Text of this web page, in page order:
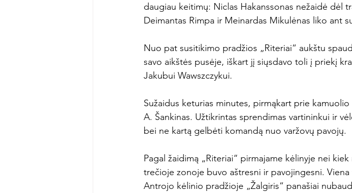
daugiau keitimų: Niclas Hakanssonas nežaidė dėl
Deimantas Rimpa ir Meinardas Mikulėnas liko ant
Nuo pat susitikimo pradžios „Riteriai“ aukštu
savo aikštės pusėje, iškart jį siųsdavo toli į priekį
Jakubui Wawszczykui.
Sužaidus keturias minutes, pirmąkart prie
A. Šankinas. Užtikrintas sprendimas vartininkui ir
bei ne kartą gelbėti komandą nuo varžovų pavojų.
Pagal žaidimą „Riteriai“ pirmajame kėlinyje nei
trečioje zonoje buvo aštresni ir pavojingesni.
Antrojo kėlinio pradžioje „Žalgiris“ panašiai